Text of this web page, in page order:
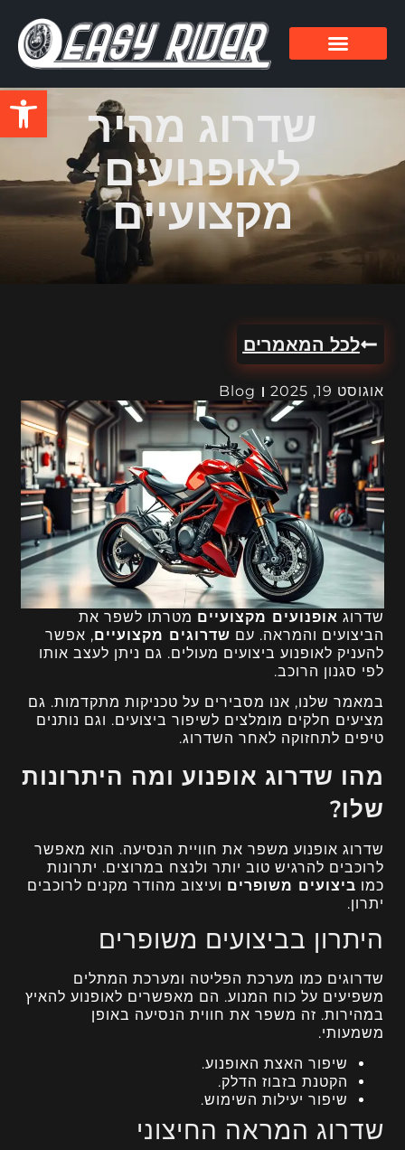
פתח שדרוג מהיר
לאופנועים
מקצועיים
לכל המאמרים
אוגוסט 19, 2025 Blog
שדרוג אופנועים מקצועיים מטרתו לשפר את
הביצועים והמראה. עם שדרוגים מקצועיים, אפשר
להעניק לאופנוע ביצועים מעולים. גם ניתן לעצב אותו
לפי סגנון הרוכב.
במאמר שלנו, אנו מסבירים על טכניקות מתקדמות. גם
מציעים חלקים מומלצים לשיפור ביצועים. וגם נותנים
טיפים לתחזוקה לאחר השדרוג.
מהו שדרוג אופנוע ומה היתרונות
שלו?
שדרוג אופנוע משפר את חוויית הנסיעה. הוא מאפשר
לרוכבים להרגיש טוב יותר ולנצח במרוצים. יתרונות
כמו ביצועים משופרים ועיצוב מהודר מקנים לרוכבים
יתרון.
היתרון בביצועים משופרים
שדרוגים כמו מערכת הפליטה ומערכת המתלים
משפיעים על כוח המנוע. הם מאפשרים לאופנוע להאיץ
במהירות. זה משפר את חווית הנסיעה באופן
משמעותי.
שיפור האצת האופנוע.
הקטנת בזבוז הדלק.
שיפור יעילות השימוש.
שדרוג המראה החיצוני